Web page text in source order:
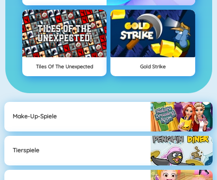
Tiles Of The Unexpected Gold Strike
Make-Up-Spiele
Tierspiele